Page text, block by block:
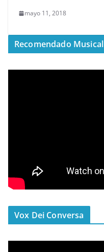
mayo 11, 2018
Recomendado Musical
Vox Dei Conversa